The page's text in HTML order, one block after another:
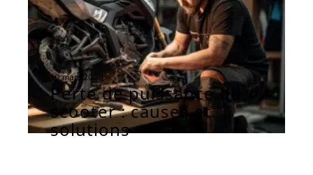
10 mars 2026
Perte de puissance du
scooter : causes et
solutions